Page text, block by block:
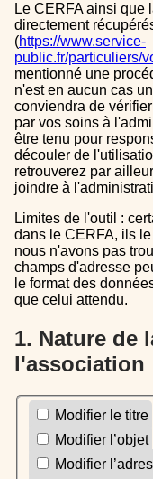
Le CERFA ainsi que la procédure peuvent être
directement
(https://www.service-
public.fr/particuliers/
mentionné une
n'est en aucun cas
conviendra de
par vos soins à
être tenu pour
découler de
retrouverez par
joindre à
Limites de l'outil : certains champs sont un peu décalé
dans le CERFA, ils
nous n'avons pas
champs d'adresse
le format des
que celui attendu.
1. Nature de la modification de
l'association
Modifier le titre
Modifier l’objet
Modifier